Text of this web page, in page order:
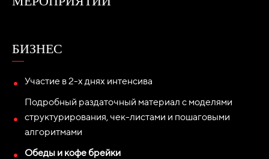
БИЗНЕС
Участие в 2-х днях интенсива
Подробный раздаточный материал с моделями
структурирования, чек-листами и пошаговыми
алгоритмами
Обеды и кофе брейки